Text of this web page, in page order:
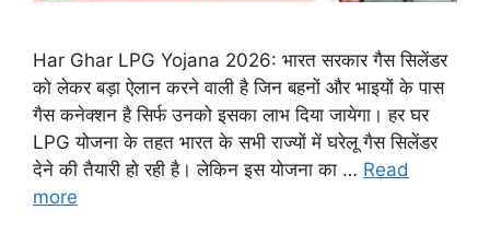
Har Ghar LPG Yojana 2026: भारत सरकार गैस सिलेंडर
को लेकर बड़ा ऐलान करने वाली है जिन बहनों और भाइयों के पास
गैस कनेक्शन है सिर्फ उनको इसका लाभ दिया जायेगा। हर घर
LPG योजना के तहत भारत के सभी राज्यों में घरेलू गैस सिलेंडर
देने की तैयारी हो रही है। लेकिन इस योजना का … Read
more